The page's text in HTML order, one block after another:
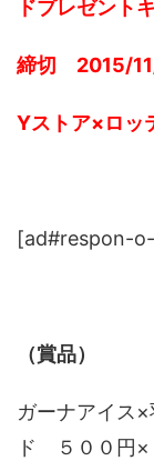
ドプレゼント
締切 2015/
Yストア×ロッ
[ad#respon-
（賞品）
ガーナアイス
ド ５００円×